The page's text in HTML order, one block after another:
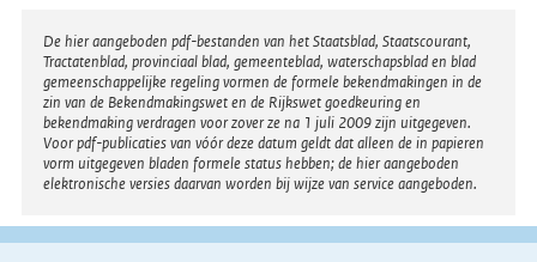
Disclaimer
De hier aangeboden pdf-bestanden van het Staatsblad, Staatscourant,
Tractatenblad, provinciaal blad, gemeenteblad, waterschapsblad en blad
gemeenschappelijke regeling vormen de formele bekendmakingen in de
zin van de Bekendmakingswet en de Rijkswet goedkeuring en
bekendmaking verdragen voor zover ze na 1 juli 2009 zijn uitgegeven.
Voor pdf-publicaties van vóór deze datum geldt dat alleen de in papieren
vorm uitgegeven bladen formele status hebben; de hier aangeboden
elektronische versies daarvan worden bij wijze van service aangeboden.